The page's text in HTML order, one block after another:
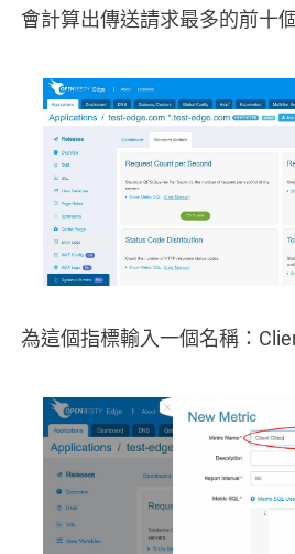
會計算出傳送請求最多的前十
為這個指標輸入一個名稱：